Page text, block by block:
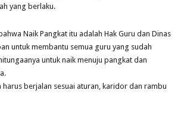
yang berlaku.
Naik Pangkat itu adalah Hak Guru dan Dinas
untuk membantu semua guru yang sudah
untuk naik menuju pangkat dan
berjalan sesuai aturan, karidor dan rambu